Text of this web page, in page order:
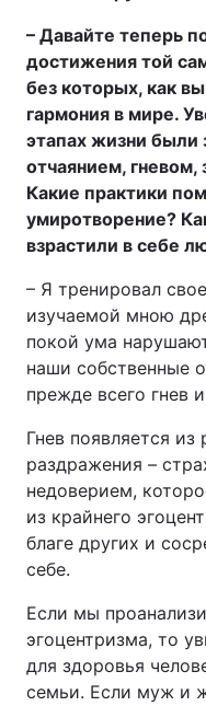
– Давайте теперь
достижения той
без которых, как
гармония в мире.
этапах жизни были
отчаянием,
Какие практики
умиротворение?
взрастили в себе
– Я тренировал
изучаемой мною
покой ума
наши собственные
прежде всего гнев
Гнев появляется
раздражения –
недоверием,
из крайнего
благе других и
себе.
Если мы
эгоцентризма, то
для здоровья
семьи. Если муж и